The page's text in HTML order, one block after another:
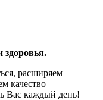
здоровья.
расширяем
качество
Вас каждый день!